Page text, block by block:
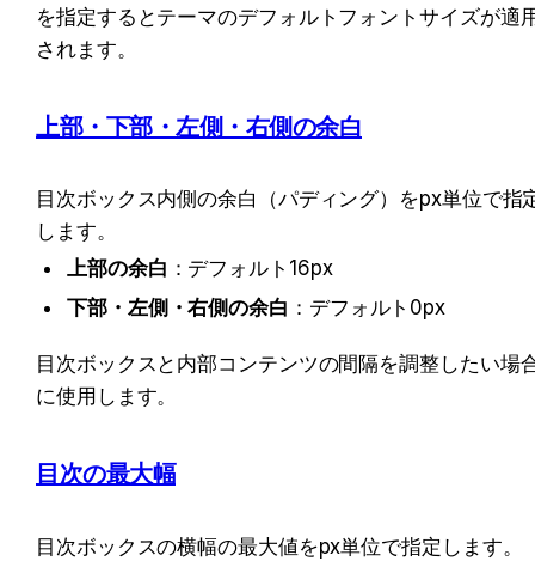
を指定するとテーマのデフォルトフォントサイズが適
されます。
上部・下部・左側・右側の余白
目次ボックス内側の余白（パディング）をpx単位で指
します。
上部の余白 ：デフォルト16px
下部・左側・右側の余白 ：デフォルト0px
目次ボックスと内部コンテンツの間隔を調整したい場
に使用します。
目次の最大幅
目次ボックスの横幅の最大値をpx単位で指定します。